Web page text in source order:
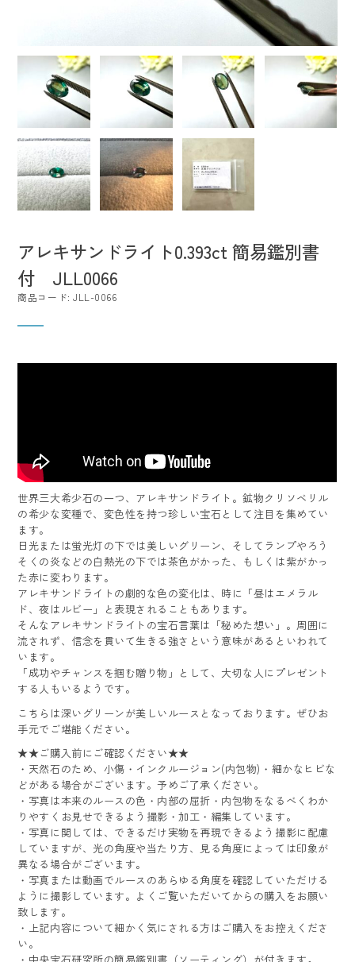
アレキサンドライト0.393ct 簡易鑑別書
付 JLL0066
商品コード: JLL-0066
世界三大希少石の一つ、アレキサンドライト。鉱物クリソベリル
の希少な変種で、変色性を持つ珍しい宝石として注目を集めてい
ます。
日光または蛍光灯の下では美しいグリーン、そしてランプやろう
そくの炎などの白熱光の下では茶色がかった、もしくは紫がかっ
た赤に変わります。
アレキサンドライトの劇的な色の変化は、時に「昼はエメラル
ド、夜はルビー」と表現されることもあります。
そんなアレキサンドライトの宝石言葉は「秘めた想い」。周囲に
流されず、信念を貫いて生きる強さという意味があるといわれて
います。
「成功やチャンスを掴む贈り物」として、大切な人にプレゼント
する人もいるようです。
こちらは深いグリーンが美しいルースとなっております。ぜひお
手元でご堪能ください。
★★ご購入前にご確認ください★★
・天然石のため、小傷・インクルージョン(内包物)・細かなヒビな
どがある場合がございます。予めご了承ください。
・写真は本来のルースの色・内部の屈折・内包物をなるべくわか
りやすくお見せできるよう撮影・加工・編集しています。
・写真に関しては、できるだけ実物を再現できるよう撮影に配慮
していますが、光の角度や当たり方、見る角度によっては印象が
異なる場合がございます。
・写真または動画でルースのあらゆる角度を確認していただける
ように撮影しています。よくご覧いただいてからの購入をお願い
致します。
・上記内容について細かく気にされる方はご購入をお控えくださ
い。